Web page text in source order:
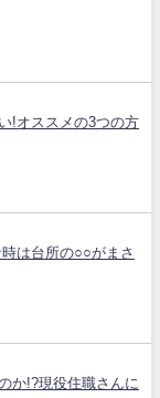
!オススメの3つの方
は台所の○○がまさ
か!?現役住職さんに